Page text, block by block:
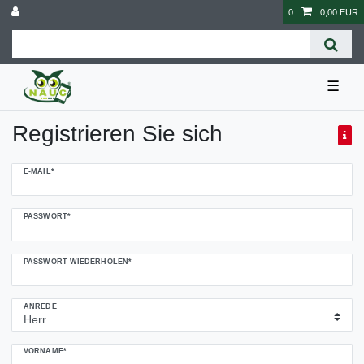
0 0,00 EUR
☰
Registrieren Sie sich
E-MAIL*
PASSWORT*
PASSWORT WIEDERHOLEN*
ANREDE
VORNAME*